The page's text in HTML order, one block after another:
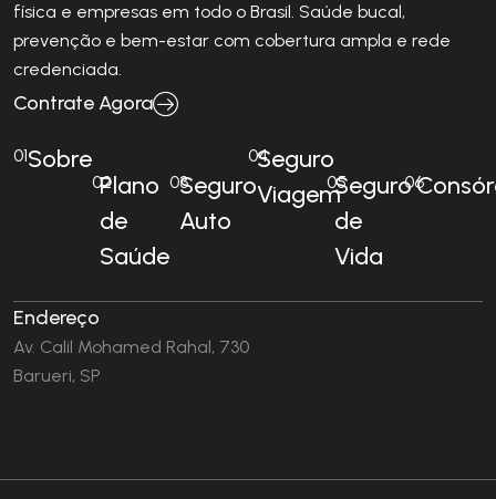
física e empresas em todo o Brasil. Saúde bucal,
prevenção e bem-estar com cobertura ampla e rede
credenciada.
Contrate Agora
01Sobre
02Plano
de
Saúde
03Seguro
Auto
04Seguro
Viagem
05Seguro
de
Vida
06
Endereço
Av. Calil Mohamed Rahal, 730
Barueri, SP